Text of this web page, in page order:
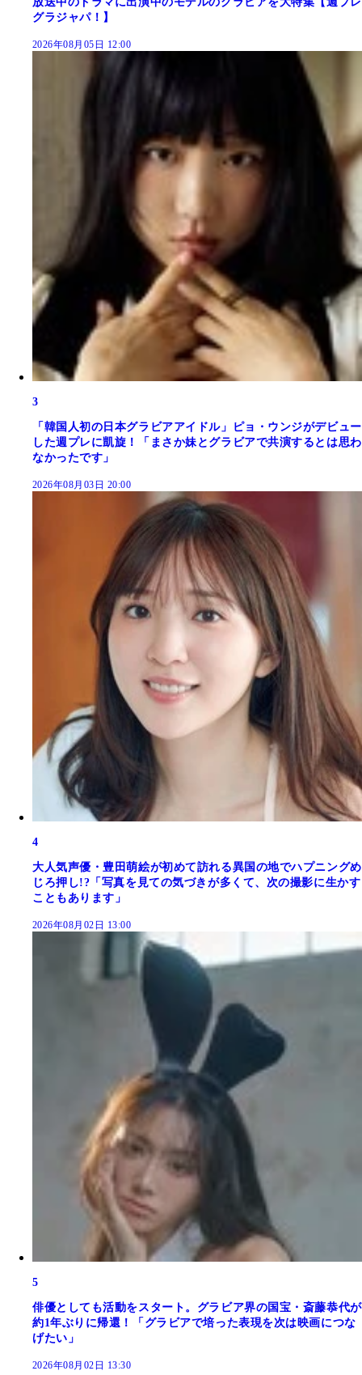
グラジャパ！】
2026年08月05日 12:00
3
「韓国人初の日本グラビアアイドル」ピョ・ウンジがデビュー
した週プレに凱旋！「まさか妹とグラビアで共演するとは思わ
なかったです」
2026年08月03日 20:00
4
大人気声優・豊田萌絵が初めて訪れる異国の地でハプニングめ
じろ押し!?「写真を見ての気づきが多くて、次の撮影に生かす
こともあります」
2026年08月02日 13:00
5
俳優としても活動をスタート。グラビア界の国宝・斎藤恭代が
約1年ぶりに帰還！「グラビアで培った表現を次は映画につな
げたい」
2026年08月02日 13:30